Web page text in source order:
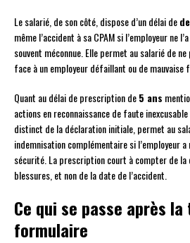
Le salarié, de son côté, dispose d’un délai de
même l’accident à sa CPAM si l’employeur ne
souvent méconnue. Elle permet au salarié de
face à un employeur défaillant ou de mauvaise
Quant au délai de prescription de5 ans
actions en reconnaissance de faute inexcusable
distinct de la déclaration initiale, permet au
indemnisation complémentaire si l’employeur
sécurité. La prescription court à compter de la
blessures, et non de la date de l’accident.
Ce qui se passe après
formulaire